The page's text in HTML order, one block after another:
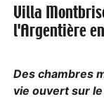
Villa
l'Argentière
Des chambres
vie ouvert sur